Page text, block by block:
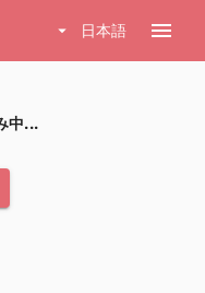
arrow_drop_down 日本語 menu
中...